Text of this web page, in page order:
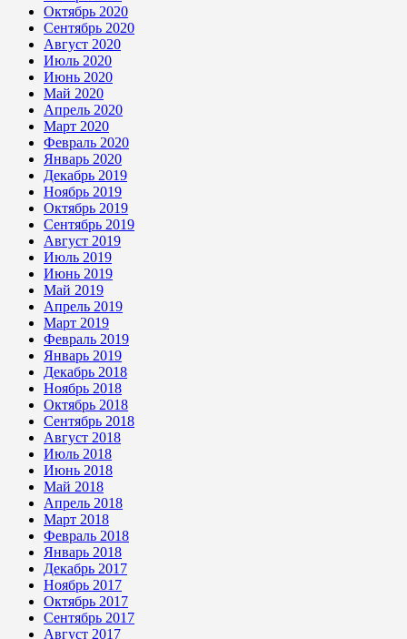
Октябрь 2020
Сентябрь 2020
Август 2020
Июль 2020
Июнь 2020
Май 2020
Апрель 2020
Март 2020
Февраль 2020
Январь 2020
Декабрь 2019
Ноябрь 2019
Октябрь 2019
Сентябрь 2019
Август 2019
Июль 2019
Июнь 2019
Май 2019
Апрель 2019
Март 2019
Февраль 2019
Январь 2019
Декабрь 2018
Ноябрь 2018
Октябрь 2018
Сентябрь 2018
Август 2018
Июль 2018
Июнь 2018
Май 2018
Апрель 2018
Март 2018
Февраль 2018
Январь 2018
Декабрь 2017
Ноябрь 2017
Октябрь 2017
Сентябрь 2017
Август 2017